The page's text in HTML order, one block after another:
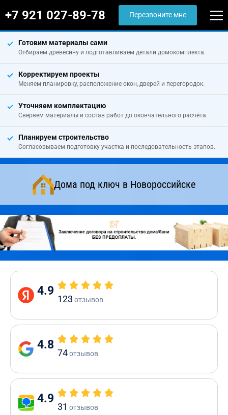
+7 921 027-89-78 Перезвоните мне
Готовим материалы сами
Отбираем древесину и подготавливаем детали домокомплекта.
Корректируем проекты
Меняем планировку, расположение окон, дверей и перегородок.
Уточняем комплектацию
Сверяем материалы и состав работ до окончательного расчёта.
Планируем строительство
Согласовываем подготовку участка и последовательность этапов.
Дома под ключ в Новороссийске
4.9
123 отзывов
4.8
74отзывов
4.9
31 отзывов